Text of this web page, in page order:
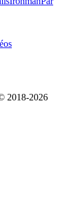
2018-2026